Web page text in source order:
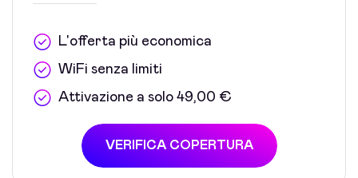
L'offerta più economica
WiFi senza limiti
Attivazione a solo 49,00 €
VERIFICA COPERTURA